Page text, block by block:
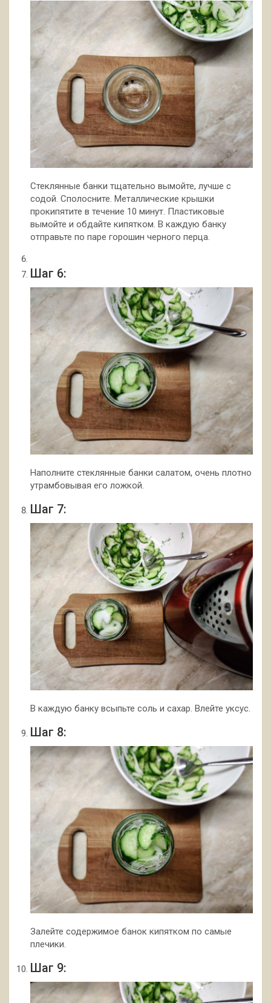
Стеклянные банки тщательно вымойте, лучше с
содой. Сполосните. Металлические крышки
прокипятите в течение 10 минут. Пластиковые
вымойте и обдайте кипятком. В каждую банку
отправьте по паре горошин черного перца.
Шаг 6:
Наполните стеклянные банки салатом, очень плотно
утрамбовывая его ложкой.
Шаг 7:
В каждую банку всыпьте соль и сахар. Влейте уксус.
Шаг 8:
Залейте содержимое банок кипятком по самые
плечики.
Шаг 9: